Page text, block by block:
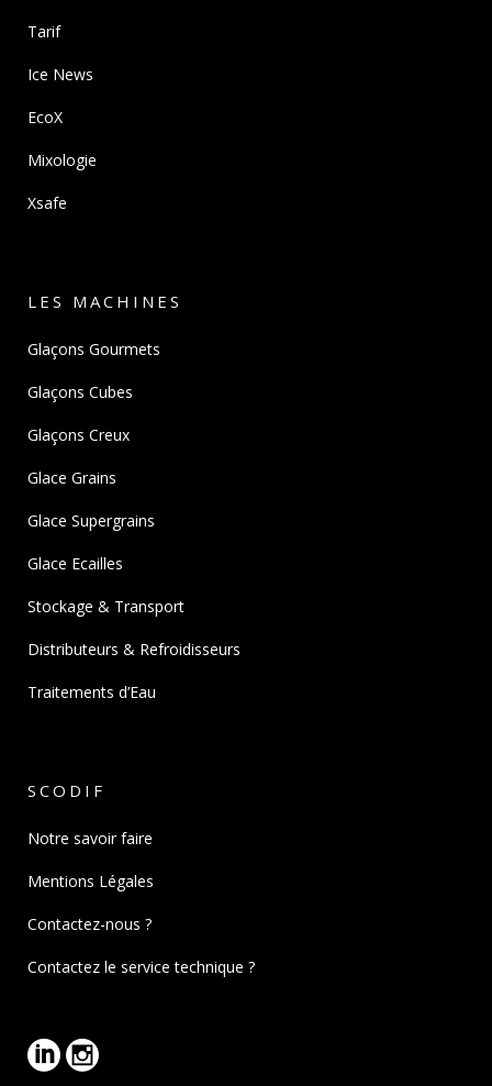
Tarif
Ice News
EcoX
Mixologie
Xsafe
LES MACHINES
Glaçons Gourmets
Glaçons Cubes
Glaçons Creux
Glace Grains
Glace Supergrains
Glace Ecailles
Stockage & Transport
Distributeurs & Refroidisseurs
Traitements d’Eau
SCODIF
Notre savoir faire
Mentions Légales
Contactez-nous ?
Contactez le service technique ?